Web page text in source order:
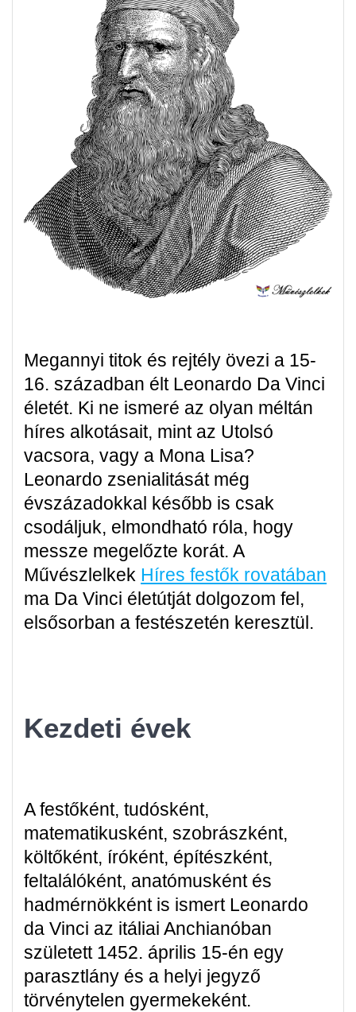
Megannyi titok és rejtély övezi a 15-
16. században élt Leonardo Da Vinci
életét. Ki ne ismeré az olyan méltán
híres alkotásait, mint az Utolsó
vacsora, vagy a Mona Lisa?
Leonardo zsenialitását még
évszázadokkal később is csak
csodáljuk, elmondható róla, hogy
messze megelőzte korát. A
Művészlelkek Híres festők rovatában
ma Da Vinci életútját dolgozom fel,
elsősorban a festészetén keresztül.
Kezdeti évek
A festőként, tudósként,
matematikusként, szobrászként,
költőként, íróként, építészként,
feltalálóként, anatómusként és
hadmérnökként is ismert Leonardo
da Vinci az itáliai Anchianóban
született 1452. április 15-én egy
parasztlány és a helyi jegyző
törvénytelen gyermekeként.